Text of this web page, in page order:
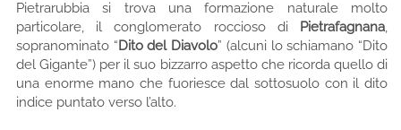
Pietrarubbia si trova una formazione naturale molto
particolare, il conglomerato roccioso di Pietrafagnana,
sopranominato “Dito del Diavolo” (alcuni lo schiamano “Dito
del Gigante”) per il suo bizzarro aspetto che ricorda quello di
una enorme mano che fuoriesce dal sottosuolo con il dito
indice puntato verso l’alto.